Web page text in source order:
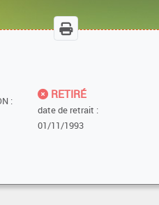
:
RETIRÉ
date de retrait :
01/11/1993